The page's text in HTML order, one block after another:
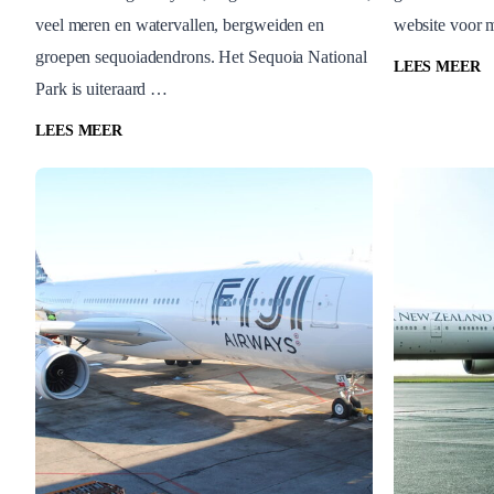
Sequoia King Canyon
veel meren en watervallen, bergweiden en
groepen sequoiadendrons. Het Sequoia National
Park is uiteraard …
LEES MEER
Toyota
website voor
LEES MEER